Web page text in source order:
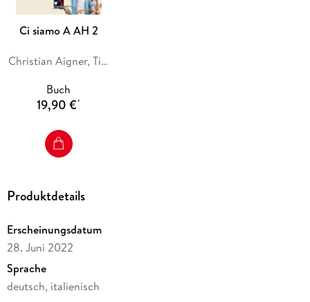
Ci siamo A AH 2
Christian Aigner, Tiziana Miceli, Brigitte Ludwig, Paola Bernabei, Alessandra Bianchi
Buch
19,90 €*
Produktdetails
Erscheinungsdatum
28. Juni 2022
Sprache
deutsch, italienisch